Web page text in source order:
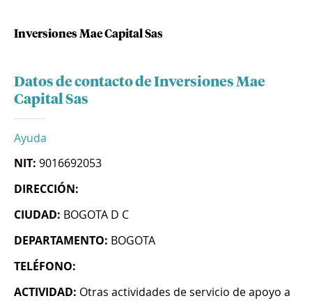
Inversiones Mae Capital Sas
Datos de contacto de Inversiones Mae
Capital Sas
Ayuda
NIT: 9016692053
DIRECCIÓN:
CIUDAD: BOGOTA D C
DEPARTAMENTO: BOGOTA
TELÉFONO:
ACTIVIDAD: Otras actividades de servicio de apoyo a